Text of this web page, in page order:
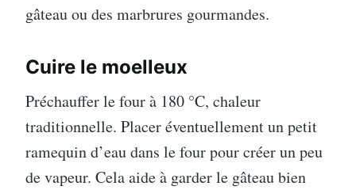
gâteau ou des marbrures gourmandes.
Cuire le moelleux
Préchauffer le four à 180 °C, chaleur
traditionnelle. Placer éventuellement un petit
ramequin d’eau dans le four pour créer un peu
de vapeur. Cela aide à garder le gâteau bien